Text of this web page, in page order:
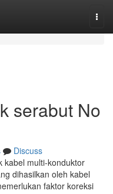
serabut No
Discuss
kabel multi-konduktor
dihasilkan oleh kabel
faktor koreksi